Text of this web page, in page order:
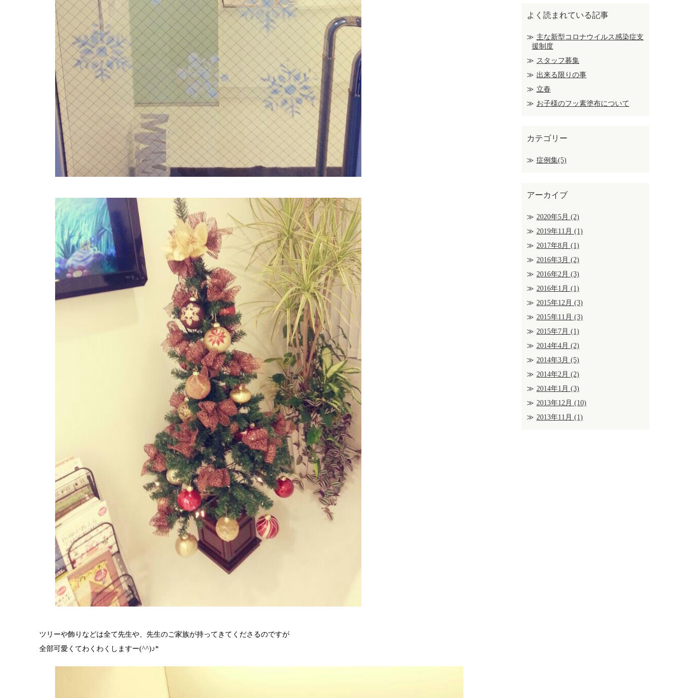
ツリーや飾りなどは全て先生や、先生のご家族が持ってきてくださるのですが
全部可愛くてわくわくしますー(^^)♪*
よく読まれている記事
主な新型コロナウイルス感染症支
援制度
スタッフ募集
出来る限りの事
立春
お子様のフッ素塗布について
カテゴリー
症例集(5)
アーカイブ
2020年5月 (2)
2019年11月 (1)
2017年8月 (1)
2016年3月 (2)
2016年2月 (3)
2016年1月 (1)
2015年12月 (3)
2015年11月 (3)
2015年7月 (1)
2014年4月 (2)
2014年3月 (5)
2014年2月 (2)
2014年1月 (3)
2013年12月 (10)
2013年11月 (1)